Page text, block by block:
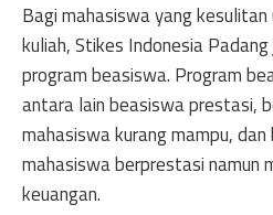
Bagi mahasiswa yang
kuliah, Stikes Indonesia
program beasiswa. Program
antara lain beasiswa prestasi,
mahasiswa kurang mampu,
mahasiswa berprestasi namun
keuangan.